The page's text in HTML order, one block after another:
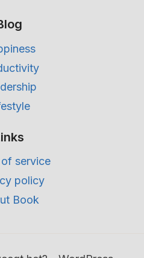
of service
policy
Book